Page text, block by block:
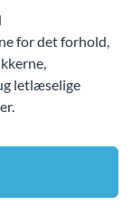
for det forhold,
letlæselige